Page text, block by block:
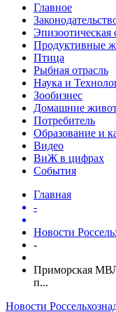
Главное
Эпизоотическая
Продуктивные
Птица
Рыбная отрасль
Наука и
Зообизнес
Домашние
Потребитель
Образование и
Видео
ВиЖ в цифрах
События
Главная
-
Новости
-
Приморская МВЛ
п...
Новости